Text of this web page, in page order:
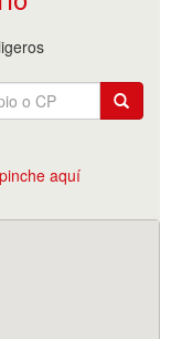
aquí